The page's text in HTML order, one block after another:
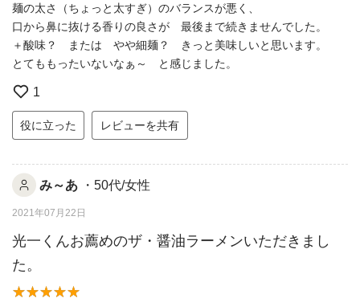
麺の太さ（ちょっと太すぎ）のバランスが悪く、
口から鼻に抜ける香りの良さが 最後まで続きませんでした。
＋酸味？ または やや細麺？ きっと美味しいと思います。
とてももったいないなぁ～ と感じました。
1
役に立った レビューを共有
み～あ ・50代/女性
2021年07月22日
光一くんお薦めのザ・醤油ラーメンいただきまし
た。